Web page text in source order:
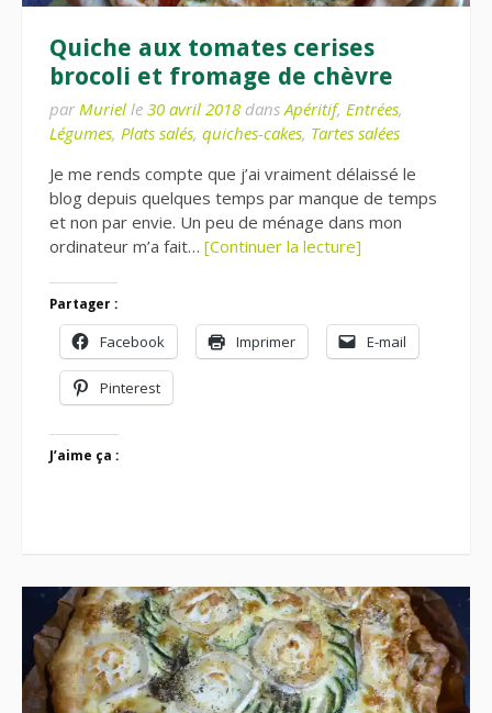
Quiche aux tomates cerises
brocoli et fromage de chèvre
par Muriel le 30 avril 2018 dans Apéritif, Entrées,
Légumes, Plats salés, quiches-cakes, Tartes salées
Je me rends compte que j’ai vraiment délaissé le
blog depuis quelques temps par manque de temps
et non par envie. Un peu de ménage dans mon
ordinateur m’a fait… [Continuer la lecture]
Partager :
Facebook Imprimer E-mail
Pinterest
J’aime ça :